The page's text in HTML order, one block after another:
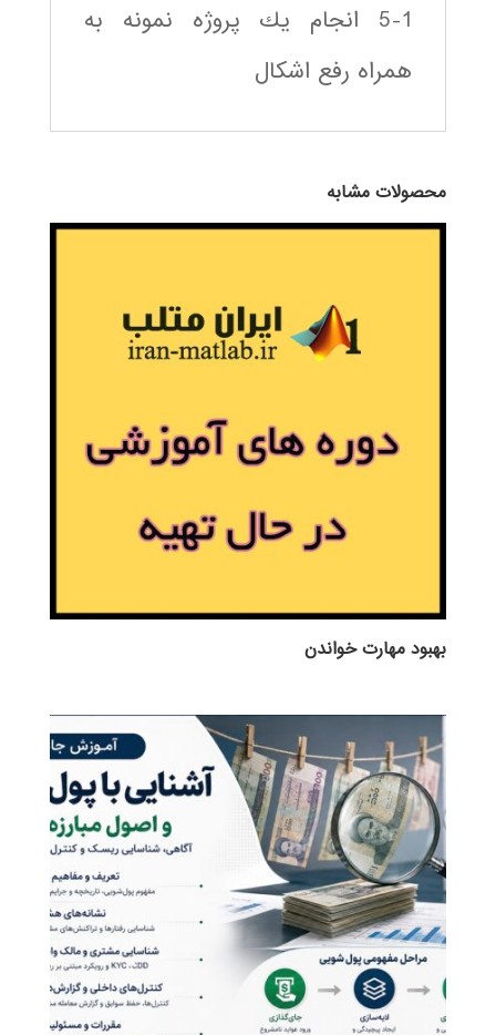
5-1 انجام يك پروژه نمونه به
همراه رفع اشكال
محصولات مشابه
بهبود مهارت خواندن